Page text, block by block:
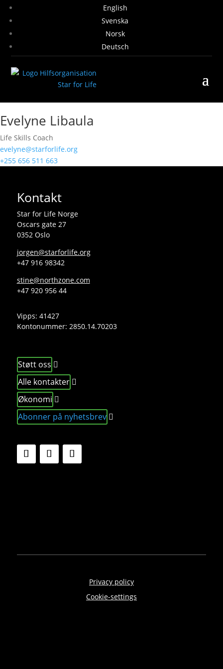
English
Svenska
Norsk
Deutsch
Evelyne Libaula
Life Skills Coach
evelyne@starforlife.org
+255 656 511 663
Kontakt
Star for Life Norge
Oscars gate 27
0352 Oslo
jorgen@starforlife.org
+47 916 98342
stine@northzone.com
+47 920 956 44
Vipps: 41427
Kontonummer: 2850.14.70203
Støtt oss
Alle kontakter
Økonomi
Abonner på nyhetsbrev
Privacy policy
Cookie-settings